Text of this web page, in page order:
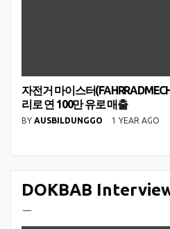
자전거 마이스터
리로 연 100만 유로 매출
BY AUSBILDUNGGO 1 YEAR AGO
DOKBAB
ㅡ